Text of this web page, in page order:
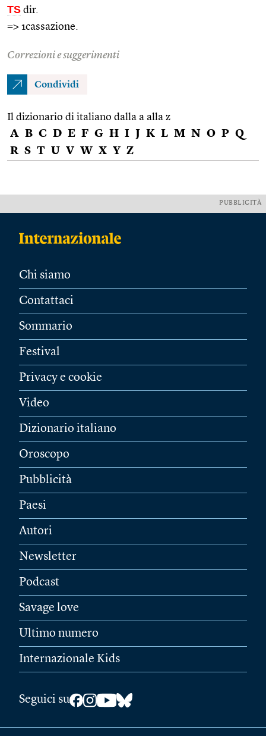
TS dir.
=> 1cassazione.
Correzioni e suggerimenti
Condividi
Il dizionario di italiano dalla a alla z
A B C D E F G H I J K L M N O P Q
R S T U V W X Y Z
PUBBLICITÀ
Chi siamo
Contattaci
Sommario
Festival
Privacy e cookie
Video
Dizionario italiano
Oroscopo
Pubblicità
Paesi
Autori
Newsletter
Podcast
Savage love
Ultimo numero
Internazionale Kids
Seguici su